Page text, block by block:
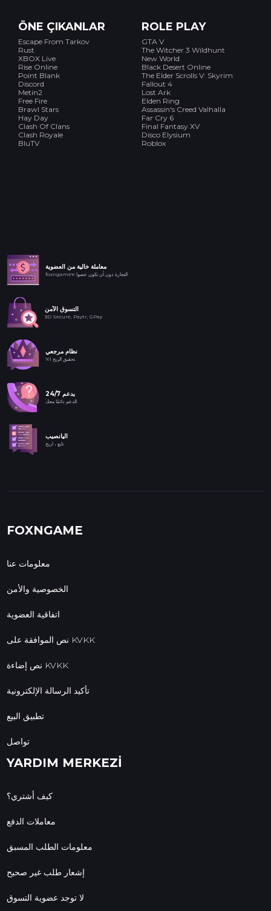
ÖNE ÇIKANLAR
Escape From Tarkov
Rust
XBOX Live
Rise Online
Point Blank
Discord
Metin2
Free Fire
Brawl Stars
Hay Day
Clash Of Clans
Clash Royale
BluTV
ROLE PLAY
GTA V
The Witcher 3 Wildhunt
New World
Black Desert Online
The Elder Scrolls V: Skyrim
Fallout 4
Lost Ark
Elden Ring
Assassin's Creed Valhalla
Far Cry 6
Final Fantasy XV
Disco Elysium
Roblox
معاملة خالية من العضوية
foxngame'e التجارة دون أن تكون عضوا
التسوق الآمن
3D Secure, Paytr, GPay
نظام مرجعي
24/7 يدعم
اليانصيب
FOXNGAME
معلومات عنا
الخصوصية والأمن
اتفاقية العضوية
نص الموافقة على KVKK
نص إضاءة KVKK
تأكيد الرسالة الإلكترونية
تطبيق البيع
تواصل
YARDIM MERKEZİ
كيف أشتري؟
معاملات الدفع
معلومات الطلب المسبق
إشعار طلب غير صحيح
لا توجد عضوية التسوق